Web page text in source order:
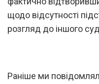
щодо відсутності
розгляд до іншого
Раніше ми